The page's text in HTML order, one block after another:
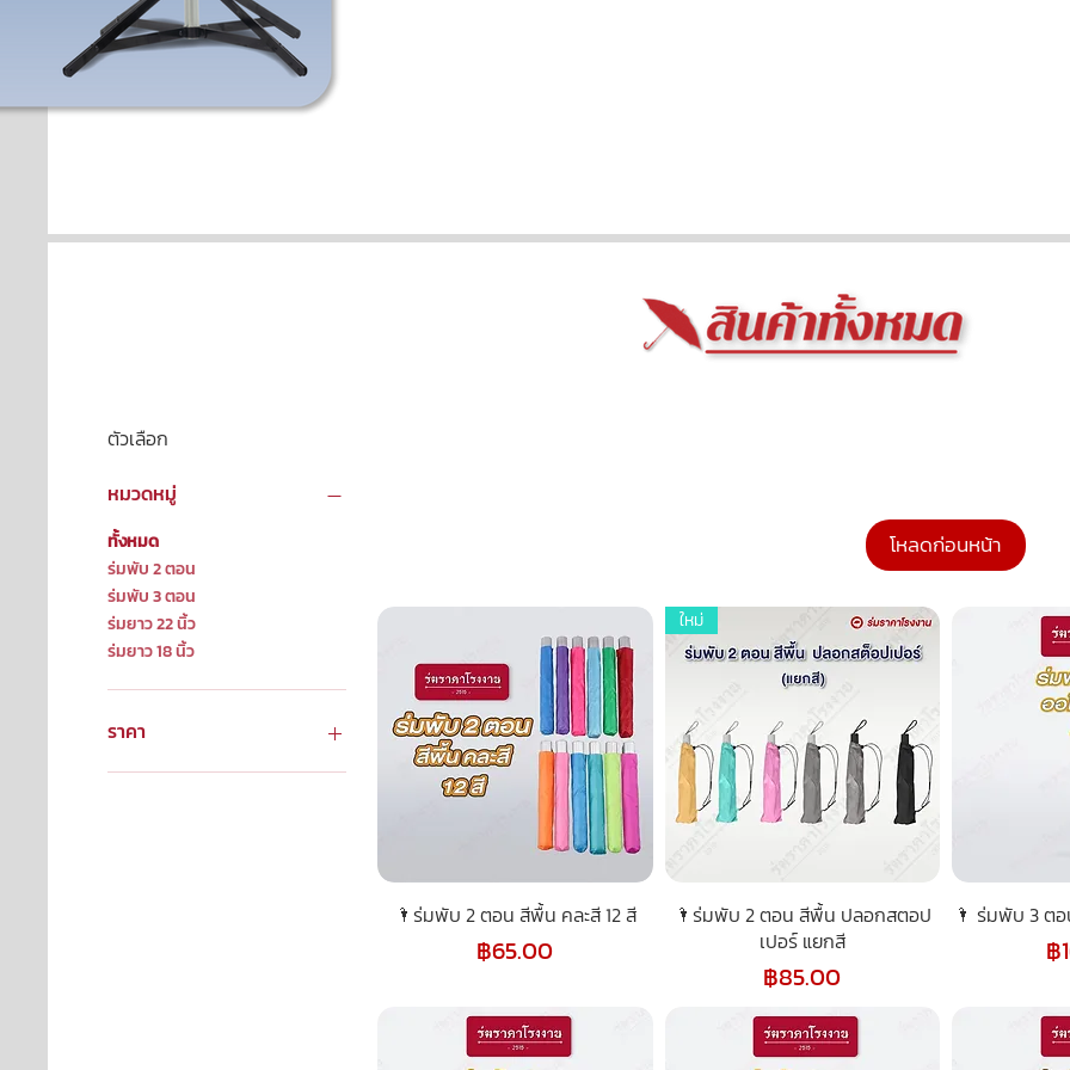
ตัวเลือก
หมวดหมู่
ทั้งหมด
ร่มพับ 2 ตอน
ร่มพับ 3 ตอน
ร่มยาว 22 นิ้ว
ร่มยาว 18 นิ้ว
ราคา
โหลดก่อนหน้า
🌂ร่มพับ 2 ตอน สีพื้น คละสี 12 สี
ราคา
฿65.00
ใหม่
🌂ร่มพับ 2 ตอน สีพื้น ปลอกสตอป
เปอร์ แยกสี
ราคา
฿85.00
🌂 ร่มพับ 3 ต
ร
฿